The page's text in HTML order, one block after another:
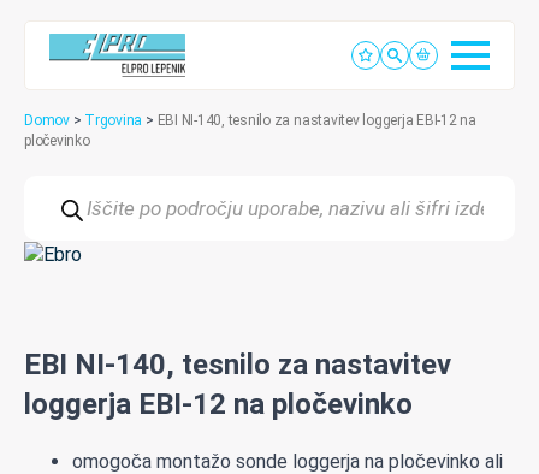
Domov > Trgovina > EBI NI-140, tesnilo za nastavitev loggerja EBI-12 na
pločevinko
search
EBI NI-140, tesnilo za nastavitev
loggerja EBI-12 na pločevinko
omogoča montažo sonde loggerja na pločevinko ali